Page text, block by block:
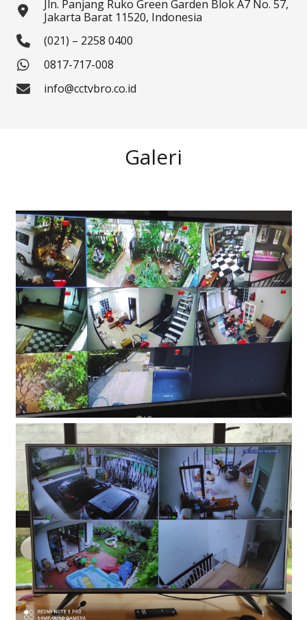
Jln. Panjang Ruko Green Garden Blok A7 No. 57,
Jakarta Barat 11520, Indonesia
(021) – 2258 0400
0817-717-008
info@cctvbro.co.id
Galeri